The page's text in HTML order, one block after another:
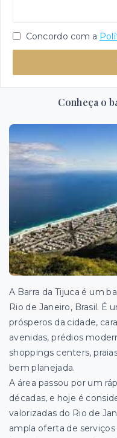
Concordo com a
Conheça o
A Barra da Tijuca é um
Rio de Janeiro, Brasil. É
prósperos da cidade,
avenidas, prédios
shoppings centers,
bem planejada.
A área passou por um
décadas, e hoje é
valorizadas do Rio de
ampla oferta de